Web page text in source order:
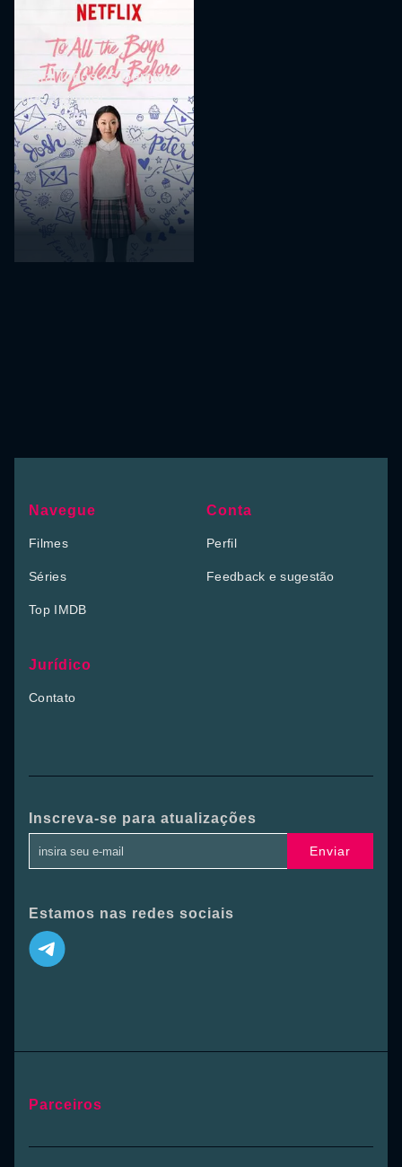
Para Todos os Garotos
que Já Amei
Navegue
Filmes
Séries
Top IMDB
Conta
Perfil
Feedback e sugestão
Jurídico
Contato
Inscreva-se para atualizações
Enviar
Estamos nas redes sociais
Parceiros